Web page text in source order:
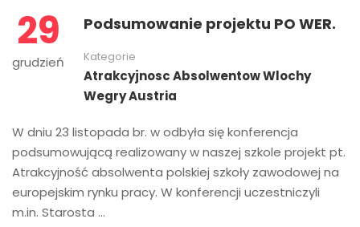
29
grudzień
Podsumowanie projektu PO WER.
Kategorie
Atrakcyjnosc Absolwentow Wlochy
Wegry Austria
W dniu 23 listopada br. w odbyła się konferencja
podsumowującą realizowany w naszej szkole projekt pt.
Atrakcyjność absolwenta polskiej szkoły zawodowej na
europejskim rynku pracy. W konferencji uczestniczyli
m.in. Starosta …